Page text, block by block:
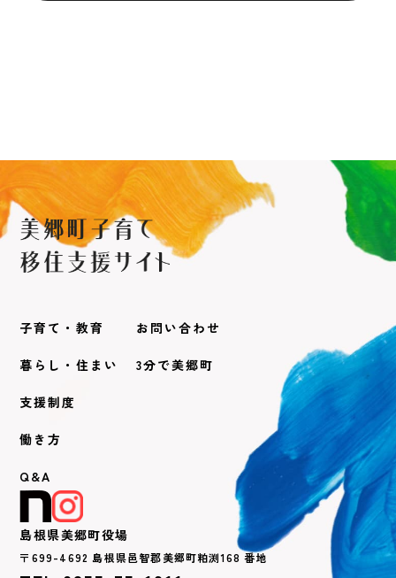
子育て・教育
暮らし・住まい
支援制度
働き方
Q&A
お問い合わせ
3分で美郷町
島根県美郷町役場
〒699-4692 島根県邑智郡美郷町粕渕168 番地